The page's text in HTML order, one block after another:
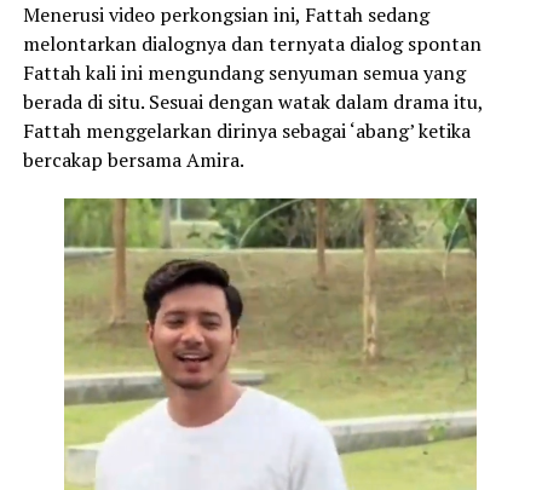
Menerusi video perkongsian ini, Fattah sedang
melontarkan dialognya dan ternyata dialog spontan
Fattah kali ini mengundang senyuman semua yang
berada di situ. Sesuai dengan watak dalam drama itu,
Fattah menggelarkan dirinya sebagai ‘abang’ ketika
bercakap bersama Amira.